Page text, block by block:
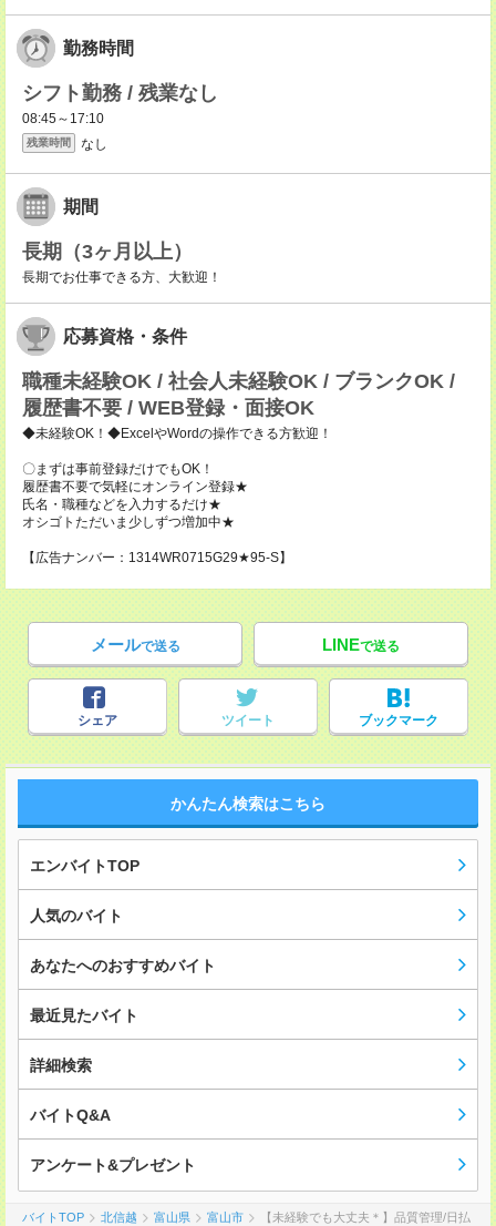
勤務時間
シフト勤務 / 残業なし
08:45～17:10
残業時間 なし
期間
長期（3ヶ月以上）
長期でお仕事できる方、大歓迎！
応募資格・条件
職種未経験OK / 社会人未経験OK / ブランクOK /
履歴書不要 / WEB登録・面接OK
◆未経験OK！◆ExcelやWordの操作できる方歓迎！
〇まずは事前登録だけでもOK！
履歴書不要で気軽にオンライン登録★
氏名・職種などを入力するだけ★
オシゴトただいま少しずつ増加中★
【広告ナンバー：1314WR0715G29★95-S】
メールで送る LINEで送る
シェア ツイート ブックマーク
かんたん検索はこちら
エンバイトTOP
人気のバイト
あなたへのおすすめバイト
最近見たバイト
詳細検索
バイトQ&A
アンケート&プレゼント
バイトTOP 北信越 富山県 富山市 【未経験でも大丈夫＊】品質管理/日払